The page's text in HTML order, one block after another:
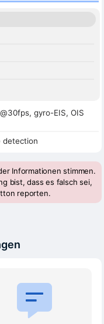
gyro-EIS, OIS
detection
Informationen stimmen.
bist, dass es falsch sei,
reporten.